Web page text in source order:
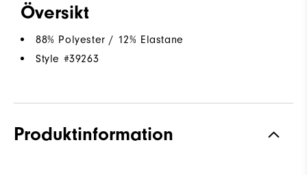
Översikt
88% Polyester / 12% Elastane
Style #39263
Produktinformation